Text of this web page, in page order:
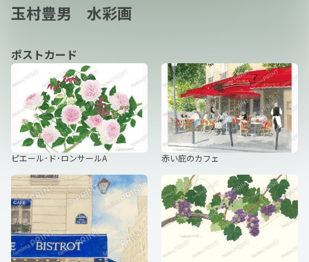
玉村豊男 水彩画
ポストカード
ピエール･ド･ロンサールA 赤い庇のカフェ